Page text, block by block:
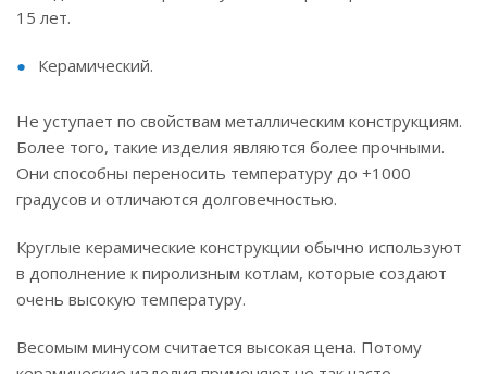
15 лет.
Керамический.
Не уступает по свойствам металлическим конструкциям.
Более того, такие изделия являются более прочными.
Они способны переносить температуру до +1000
градусов и отличаются долговечностью.
Круглые керамические конструкции обычно используют
в дополнение к пиролизным котлам, которые создают
очень высокую температуру.
Весомым минусом считается высокая цена. Потому